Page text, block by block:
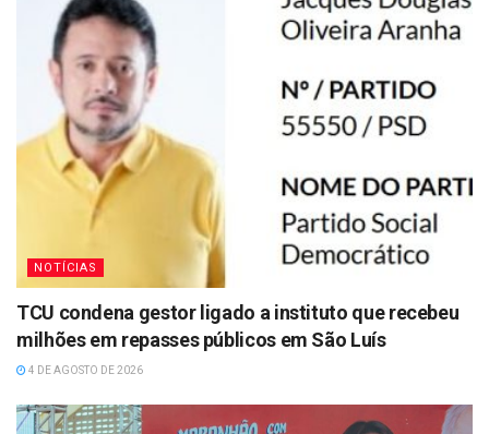
NOTÍCIAS
TCU condena gestor ligado a instituto que recebeu
milhões em repasses públicos em São Luís
4 DE AGOSTO DE 2026